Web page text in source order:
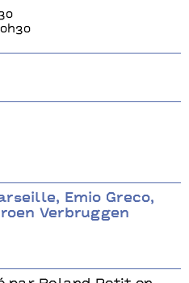
Emio Greco,
Verbruggen